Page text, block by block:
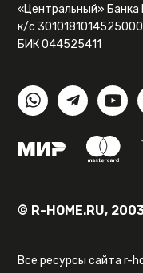
«Центральный» Банка
к/с
БИК 044525411
© R-HOME.RU,
Все ресурсы сайта r-